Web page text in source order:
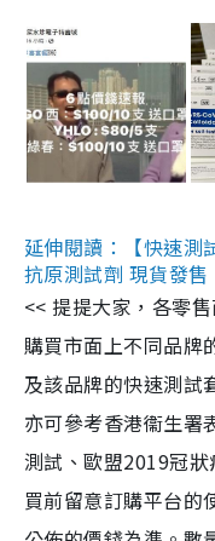
延伸閱讀：【快速測
抗原測試劑 現貨發
<< 提提大家，各零
購買市面上不同品牌
及該品牌的快速測試
亦可參考香港衞生署
測試、歐盟2019冠
買前留意訂購平台的